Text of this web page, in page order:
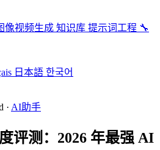
像视频生成 知识库 提示词工程 🔧
日本語 한국어
· AI助手
评测：2026 年最强 AI